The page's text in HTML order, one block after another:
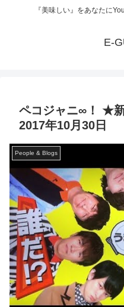
『美味しい』をあなたに
E-
ペコジャニ∞！ ★
2017年10月30日
People & Blogs